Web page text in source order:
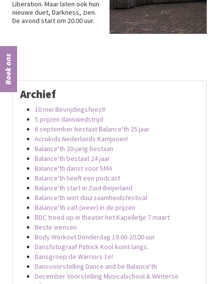
Boek ons
Liberation. Maar laten ook hun
nieuwe duet, Darkness, zien.
De avond start om 20.00 uur.
Archief
10 mei Bevrijdingsfeest!
5 prijzen danswedstrijd
6 september bestaat Balance'th 25 jaar
Acrokids Nederlands Kampioen!
Balance'th 20-jarig bestaan
Balance'th bestaat 24 jaar
Balance'th danst voor SMA
Balance'th heeft een podcast
Balance'th start in Zuid-Beijerland
Balance'th wint duurzaamheidsfestival
Balance’th valt (weer) in de prijzen
BDC treed op in theater het Kapelletje 7 maart
Beste wensen
Body Workout Donderdag 19.00-20.00 uur
Dansfotograaf Patrick Kool komt langs.
Dansgroep de Warriors 1e!
Dansvoorstelling Dance and be Balance'th
December Voorstelling Musicalschool & Winterse